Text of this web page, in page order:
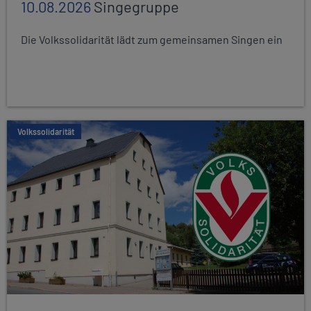
10.08.2026Singegruppe
Die Volkssolidarität lädt zum gemeinsamen Singen ein
Volkssolidarität